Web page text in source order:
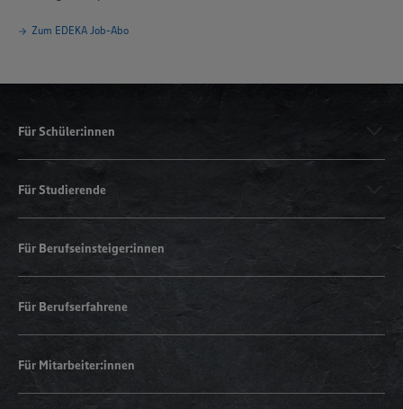
Zum EDEKA Job-Abo
Für Schüler:innen
Für Studierende
Für Berufseinsteiger:innen
Für Berufserfahrene
Für Mitarbeiter:innen